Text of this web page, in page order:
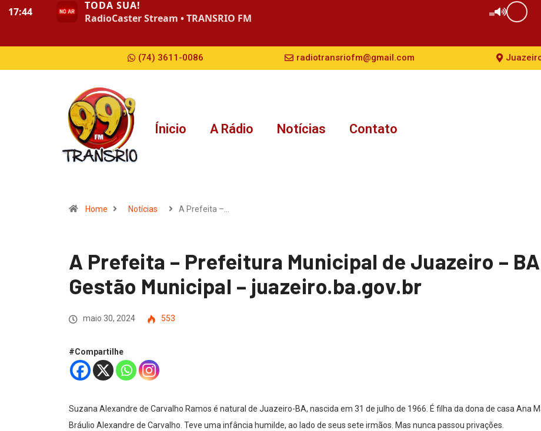
(74) 3611-0086 radiotransriofm@gmail.com
Ínicio A Rádio Notícias Contato
Home Notícias A Prefeita –…
A Prefeita – Prefeitura Municipal de Juazeiro –
Gestão Municipal – juazeiro.ba.gov.br
maio 30, 2024 553
#Compartilhe
Suzana Alexandre de Carvalho Ramos é natural de Juazeiro-BA, nascida em 31 de julho de 1966. É filha da dona de casa Ana
Bráulio Alexandre de Carvalho. Teve uma infância humilde, ao lado de seus sete irmãos. Mas nunca passou privações.